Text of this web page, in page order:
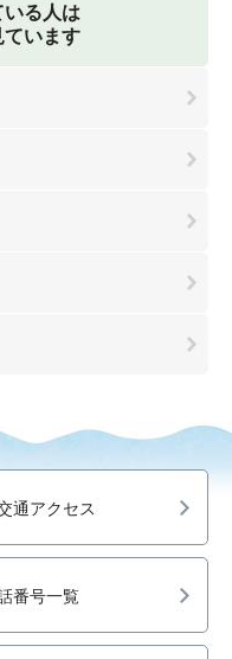
いる人は
ています
通アクセス
番号一覧